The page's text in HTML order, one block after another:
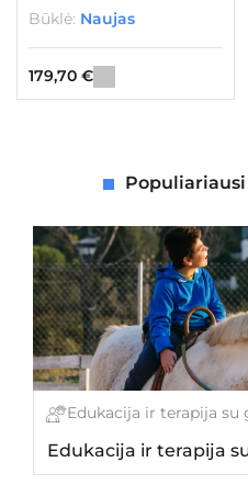
Būklė: Naujas
179,70 €
Edukacija ir terapija su
Edukacija ir terapija